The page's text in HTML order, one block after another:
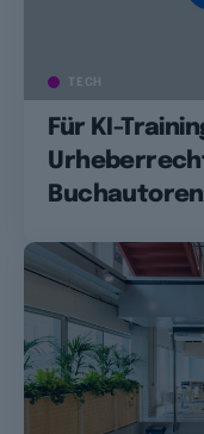
TECH
Für KI-
Buchautoren